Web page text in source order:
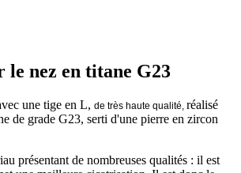
le nez en titane G23
une tige en L, de très haute qualité, réalisé
de grade G23, serti d'une pierre en zircon
présentant de nombreuses qualités : il est